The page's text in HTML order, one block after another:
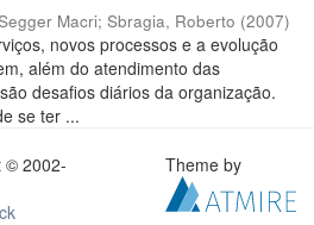
Macri; Sbragia, Roberto (2007)
novos processos e a evolução
além do atendimento das
desafios diários da organização.
se ter ...
© 2002-
Theme by